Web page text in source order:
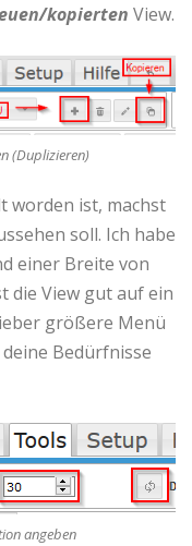
kopierten View.
(Duplizieren)
worden ist, machst
soll. Ich habe
einer Breite von
die View gut auf ein
größere Menü
Bedürfnisse
angeben